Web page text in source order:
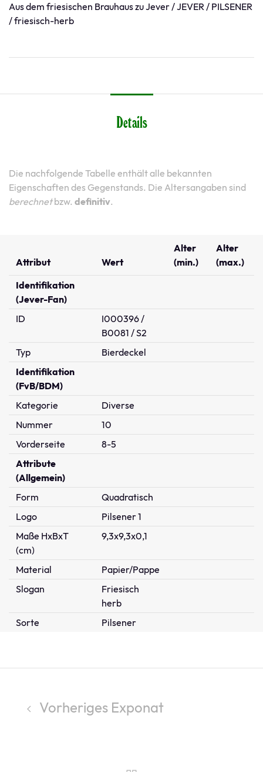
Aus dem friesischen Brauhaus zu Jever / JEVER / PILSENER
/ friesisch-herb
Details
Die nachfolgende Tabelle enthält alle bekannten
Eigenschaften des Gegenstands. Die Altersangaben sind
berechnetbzw. definitiv.
Attribut Wert
Alter
(min.)
Alter
(max.)
Identifikation
(Jever-Fan)
ID
I000396 /
B0081 / S2
Typ
Bierdeckel
Identifikation
(FvB/BDM)
Kategorie
Diverse
Nummer
10
Vorderseite
8-5
Attribute
(Allgemein)
Form
Quadratisch
Logo
Pilsener 1
Maße HxBxT
(cm)
9,3x9,3x0,1
Material
Papier/Pappe
Slogan
Friesisch
herb
Sorte
Pilsener
Vorheriges Exponat